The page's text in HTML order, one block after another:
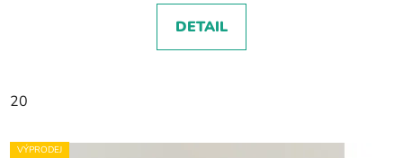
DETAIL
20
VÝPRODEJ